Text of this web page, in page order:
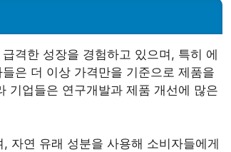
격한 성장을 경험하고 있으며, 특히 에
은 더 이상 가격만을 기준으로 제품을
기업들은 연구개발과 제품 개선에 많은
자연 유래 성분을 사용해 소비자들에게